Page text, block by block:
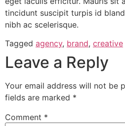
tincidunt suscipit turpis id
nibh ac scelerisque.
Tagged agency, brand, creative
Leave a Reply
Your email address will not be
fields are marked *
Comment *